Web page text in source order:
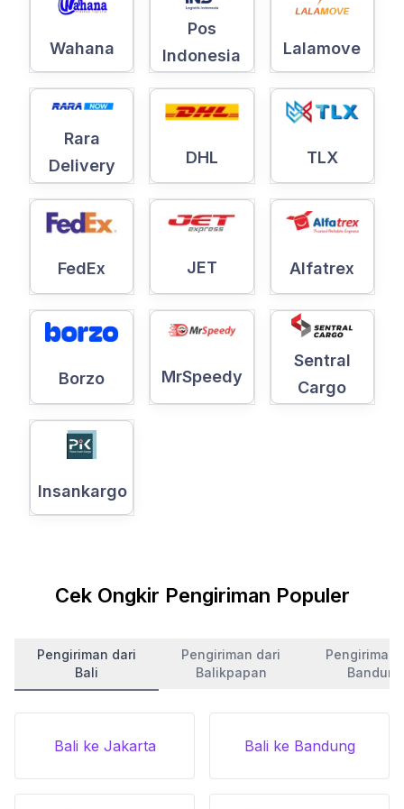
Wahana
Pos
Indonesia
Lalamove
Rara
Delivery
DHL TLX
FedEx JET Alfatrex
Borzo MrSpeedy
Sentral
Cargo
Insankargo
Cek Ongkir Pengiriman Populer
Pengiriman dari
Bali
Pengiriman dari
Balikpapan
Pengiriman
Bandung
Bali ke Jakarta Bali ke Bandung